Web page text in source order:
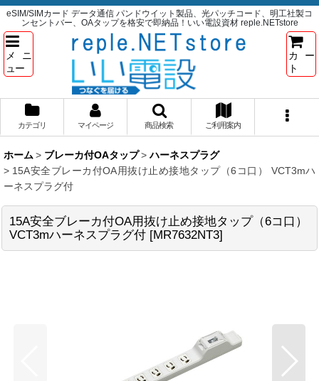
eSIM/SIMカード データ通信 パンドウイット製品、光パッチコード、明工社製コ
ンセントバー、OAタップを格安で即納品！いい電設資材 reple.NETstore
メニ
ュー
カー
ト
カテゴリ マイページ 商品検索 ご利用案内
ホーム > ブレーカ付OAタップ> ハーネスプラグ
> 15A安全ブレーカ付OA用抜け止め接地タップ（6コ口） VCT3mハ
ーネスプラグ付
15A安全ブレーカ付OA用抜け止め接地タップ（6コ口）
VCT3mハーネスプラグ付 [MR7632NT3]